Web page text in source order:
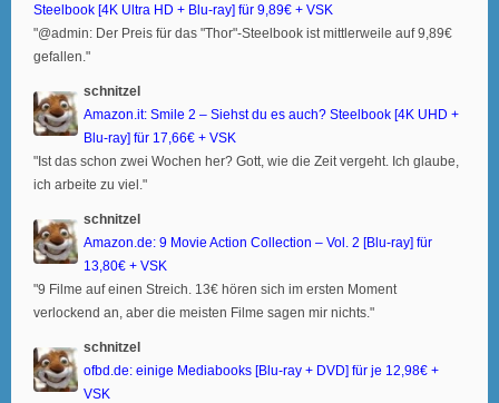
Steelbook [4K Ultra HD + Blu-ray] für 9,89€ + VSK
"@admin: Der Preis für das "Thor"-Steelbook ist mittlerweile auf 9,89€
gefallen."
schnitzel
Amazon.it: Smile 2 – Siehst du es auch? Steelbook [4K UHD +
Blu-ray] für 17,66€ + VSK
"Ist das schon zwei Wochen her? Gott, wie die Zeit vergeht. Ich glaube,
ich arbeite zu viel."
schnitzel
Amazon.de: 9 Movie Action Collection – Vol. 2 [Blu-ray] für
13,80€ + VSK
"9 Filme auf einen Streich. 13€ hören sich im ersten Moment
verlockend an, aber die meisten Filme sagen mir nichts."
schnitzel
ofbd.de: einige Mediabooks [Blu-ray + DVD] für je 12,98€ +
VSK